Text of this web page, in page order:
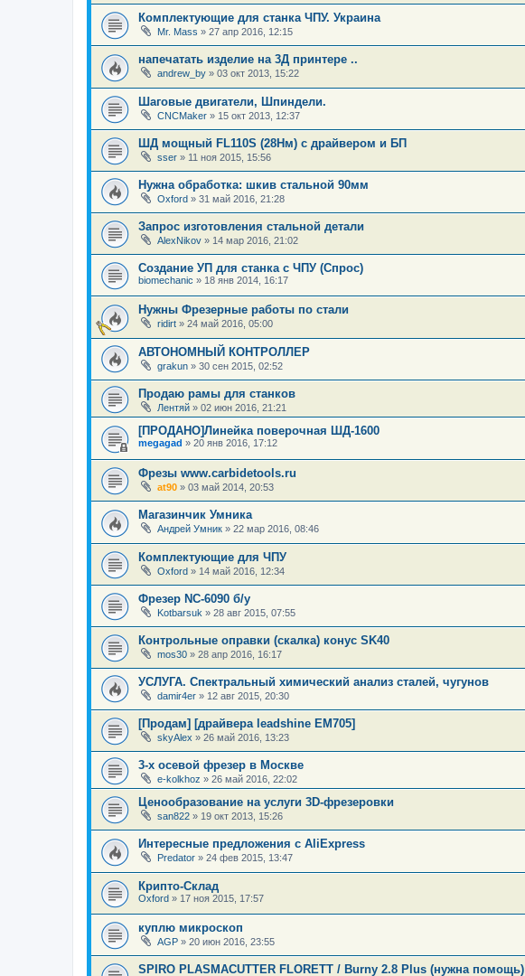
Комплектующие для станка ЧПУ. Украина
Mr. Mass » 27 апр 2016, 12:15
напечатать изделие на 3Д принтере ..
andrew_by » 03 окт 2013, 15:22
Шаговые двигатели, Шпиндели.
CNCMaker » 15 окт 2013, 12:37
ШД мощный FL110S (28Нм) с драйвером и БП
sser » 11 ноя 2015, 15:56
Нужна обработка: шкив стальной 90мм
Oxford » 31 май 2016, 21:28
Запрос изготовления стальной детали
AlexNikov » 14 мар 2016, 21:02
Создание УП для станка с ЧПУ (Спрос)
biomechanic » 18 янв 2014, 16:17
Нужны Фрезерные работы по стали
ridirt » 24 май 2016, 05:00
АВТОНОМНЫЙ КОНТРОЛЛЕР
grakun » 30 сен 2015, 02:52
Продаю рамы для станков
Лентяй » 02 июн 2016, 21:21
[ПРОДАНО]Линейка поверочная ШД-1600
megagad » 20 янв 2016, 17:12
Фрезы www.carbidetools.ru
at90 » 03 май 2014, 20:53
Магазинчик Умника
Андрей Умник » 22 мар 2016, 08:46
Комплектующие для ЧПУ
Oxford » 14 май 2016, 12:34
Фрезер NC-6090 б/у
Kotbarsuk » 28 авг 2015, 07:55
Контрольные оправки (скалка) конус SK40
mos30 » 28 апр 2016, 16:17
УСЛУГА. Спектральный химический анализ сталей, чугунов
damir4er » 12 авг 2015, 20:30
[Продам] [драйвера leadshine EM705]
skyAlex » 26 май 2016, 13:23
3-х осевой фрезер в Москве
e-kolkhoz » 26 май 2016, 22:02
Ценообразование на услуги 3D-фрезеровки
san822 » 19 окт 2013, 15:26
Интересные предложения с AliExpress
Predator » 24 фев 2015, 13:47
Крипто-Склад
Oxford » 17 ноя 2015, 17:57
куплю микроскоп
AGP » 20 июн 2016, 23:55
SPIRO PLASMACUTTER FLORETT / Burny 2.8 Plus (нужна помощь)